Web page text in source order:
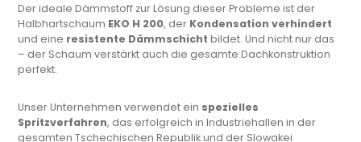
Der ideale Dämmstoff zur Lösung dieser Probleme ist der
Halbhartschaum EKO H 200, der Kondensation verhindert
und eine resistente Dämmschicht bildet. Und nicht nur das
– der Schaum verstärkt auch die gesamte Dachkonstruktion
perfekt.
Unser Unternehmen verwendet ein spezielles
Spritzverfahren, das erfolgreich in Industriehallen in der
gesamten Tschechischen Republik und der Slowakei